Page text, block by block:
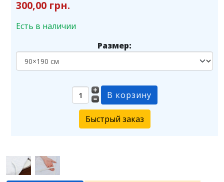
300,00 грн.
Есть в наличии
Размер:
Быстрый заказ